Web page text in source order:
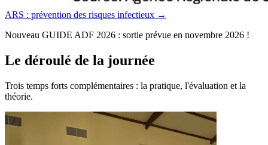
ARS : prévention des risques infectieux →
Nouveau GUIDE ADF 2026 : sortie prévue en novembre 2026 !
Le déroulé de la journée
Trois temps forts complémentaires : la pratique, l'évaluation et la
théorie.